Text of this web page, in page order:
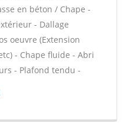
en béton / Chape -
- Dallage
oeuvre (Extension
- Chape fluide - Abri
- Plafond tendu -